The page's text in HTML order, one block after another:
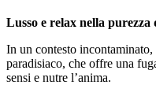
Lusso e relax nella purezza
In un contesto incontaminato,
paradisiaco, che offre una
sensi e nutre l’anima.